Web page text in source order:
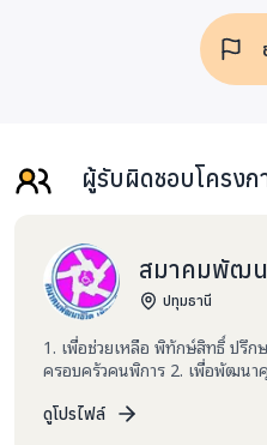
ผู้รับผิดชอบโครงก
สมาคมพัฒน
ปทุมธานี
1. เพื่อช่วยเหลือ พิทักษ์สิทธิ์ ปรึกษา และการสงเคราะห์ ให้กับ
ครอบครัวคนพิการ 2. เพื่อพัฒน
สามารถดูแลตนเองได้ และใช้ชีวิตร่วมในสังคม
ดูโปรไฟล์